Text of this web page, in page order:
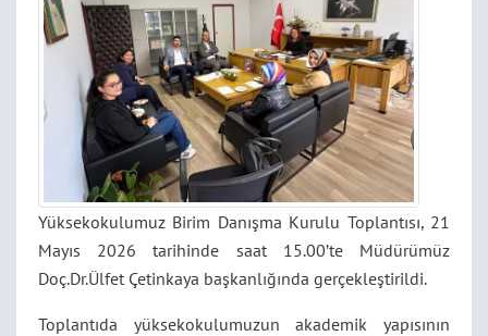
Yüksekokulumuz Birim Danışma Kurulu Toplantısı, 21
Mayıs 2026 tarihinde saat 15.00’te Müdürümüz
Doç.Dr.Ülfet Çetinkaya başkanlığında gerçekleştirildi.
Toplantıda yüksekokulumuzun akademik yapısının